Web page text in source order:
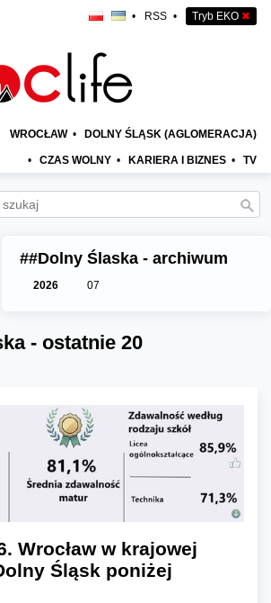
• RSS • Tryb EKO ✖
WROCŁAW • DOLNY ŚLĄSK (AGLOMERACJA)
• CZAS WOLNY • KARIERA I BIZNES • TV
##Dolny Ślaska - archiwum
2026 07
- ostatnie 20
Wrocław w krajowej
Śląsk poniżej